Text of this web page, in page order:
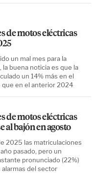
de motos eléctricas
un mal mes para la
buena noticia es que la
un 14% más en el
en el anterior 2024
de motos eléctricas
al bajón en agosto
2025 las matriculaciones
pasado, pero un
pronunciado (22%)
alarmas del sector